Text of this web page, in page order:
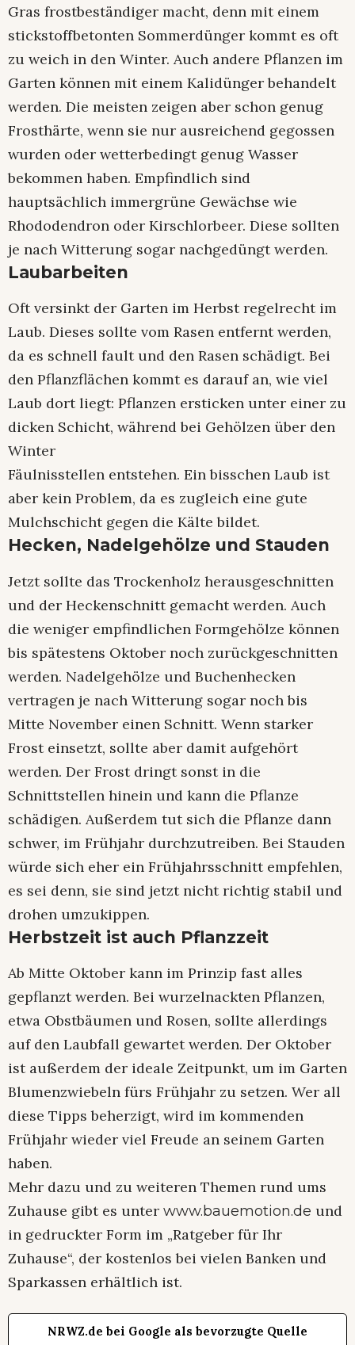
Gras frostbeständiger macht, denn mit einem
stickstoffbetonten Sommerdünger kommt es oft
zu weich in den Winter. Auch andere Pflanzen im
Garten können mit einem Kalidünger behandelt
werden. Die meisten zeigen aber schon genug
Frosthärte, wenn sie nur ausreichend gegossen
wurden oder wetterbedingt genug Wasser
bekommen haben. Empfindlich sind
hauptsächlich immergrüne Gewächse wie
Rhododendron oder Kirschlorbeer. Diese sollten
je nach Witterung sogar nachgedüngt werden.
Laubarbeiten
Oft versinkt der Garten im Herbst regelrecht im
Laub. Dieses sollte vom Rasen entfernt werden,
da es schnell fault und den Rasen schädigt. Bei
den Pflanzflächen kommt es darauf an, wie viel
Laub dort liegt: Pflanzen ersticken unter einer zu
dicken Schicht, während bei Gehölzen über den
Winter
Fäulnisstellen entstehen. Ein bisschen Laub ist
aber kein Problem, da es zugleich eine gute
Mulchschicht gegen die Kälte bildet.
Hecken, Nadelgehölze und Stauden
Jetzt sollte das Trockenholz herausgeschnitten
und der Heckenschnitt gemacht werden. Auch
die weniger empfindlichen Formgehölze können
bis spätestens Oktober noch zurückgeschnitten
werden. Nadelgehölze und Buchenhecken
vertragen je nach Witterung sogar noch bis
Mitte November einen Schnitt. Wenn starker
Frost einsetzt, sollte aber damit aufgehört
werden. Der Frost dringt sonst in die
Schnittstellen hinein und kann die Pflanze
schädigen. Außerdem tut sich die Pflanze dann
schwer, im Frühjahr durchzutreiben. Bei Stauden
würde sich eher ein Frühjahrsschnitt empfehlen,
es sei denn, sie sind jetzt nicht richtig stabil und
drohen umzukippen.
Herbstzeit ist auch Pflanzzeit
Ab Mitte Oktober kann im Prinzip fast alles
gepflanzt werden. Bei wurzelnackten Pflanzen,
etwa Obstbäumen und Rosen, sollte allerdings
auf den Laubfall gewartet werden. Der Oktober
ist außerdem der ideale Zeitpunkt, um im Garten
Blumenzwiebeln fürs Frühjahr zu setzen. Wer all
diese Tipps beherzigt, wird im kommenden
Frühjahr wieder viel Freude an seinem Garten
haben.
Mehr dazu und zu weiteren Themen rund ums
Zuhause gibt es unter www.bauemotion.de und
in gedruckter Form im „Ratgeber für Ihr
Zuhause“, der kostenlos bei vielen Banken und
Sparkassen erhältlich ist.
NRWZ.de bei Google als bevorzugte Quelle